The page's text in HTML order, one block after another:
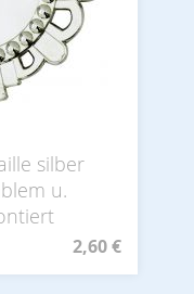
silber
u.
2,60 €